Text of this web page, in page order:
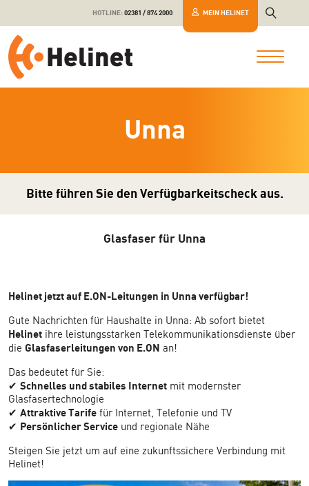
HOTLINE:02381 / 874 2000 MEIN HELINET
Unna
Bitte führen Sie den Verfügbarkeitscheck aus.
Glasfaser für Unna
Helinet jetzt auf E.ON-Leitungen in Unna verfügbar!
Gute Nachrichten für Haushalte in Unna: Ab sofort bietet
Helinet ihre leistungsstarken Telekommunikationsdienste über
die Glasfaserleitungen von E.ON an!
Das bedeutet für Sie:
✔ Schnelles und stabiles Internet mit modernster
Glasfasertechnologie
✔ Attraktive Tarife für Internet, Telefonie und TV
✔ Persönlicher Service und regionale Nähe
Steigen Sie jetzt um auf eine zukunftssichere Verbindung mit
Helinet!